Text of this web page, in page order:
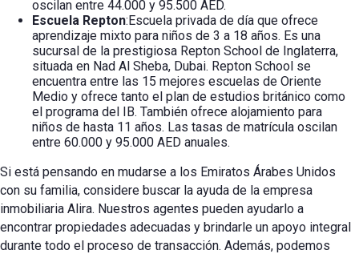
oscilan entre 44.000 y 95.500 AED.
Escuela Repton:Escuela privada de día que ofrece
aprendizaje mixto para niños de 3 a 18 años. Es una
sucursal de la prestigiosa Repton School de Inglaterra,
situada en Nad Al Sheba, Dubai. Repton School se
encuentra entre las 15 mejores escuelas de Oriente
Medio y ofrece tanto el plan de estudios británico como
el programa del IB. También ofrece alojamiento para
niños de hasta 11 años. Las tasas de matrícula oscilan
entre 60.000 y 95.000 AED anuales.
Si está pensando en mudarse a los Emiratos Árabes Unidos
con su familia, considere buscar la ayuda de la empresa
inmobiliaria Alira. Nuestros agentes pueden ayudarlo a
encontrar propiedades adecuadas y brindarle un apoyo integral
durante todo el proceso de transacción. Además, podemos